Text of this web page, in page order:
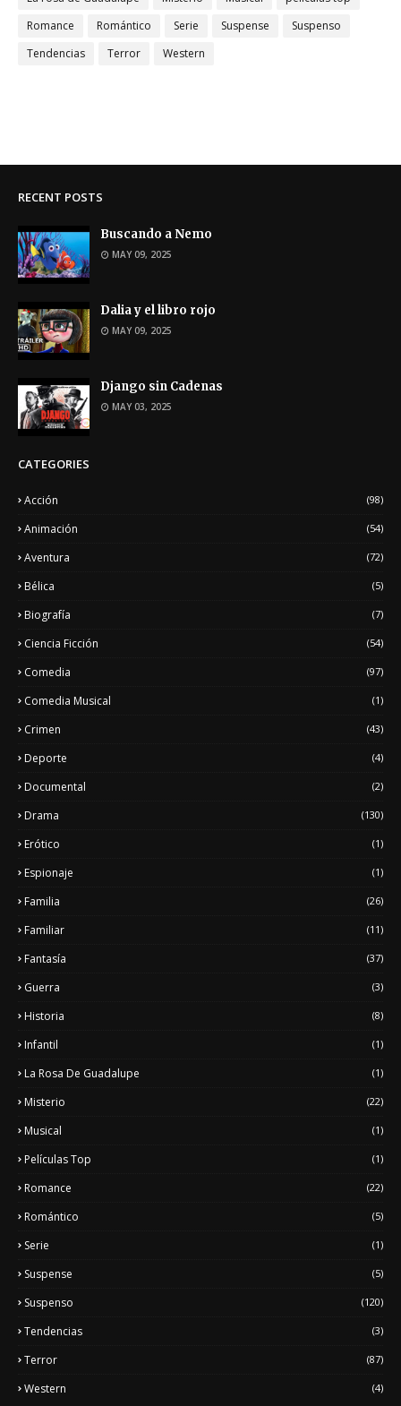
Romance
Romántico Serie Suspense
Suspenso
Tendencias
Terror Western
RECENT POSTS
Buscando a Nemo
MAY 09, 2025
Dalia y el libro rojo
MAY 09, 2025
Django sin Cadenas
MAY 03, 2025
CATEGORIES
Acción (98)
Animación (54)
Aventura (72)
Bélica (5)
Biografía (7)
Ciencia Ficción (54)
Comedia (97)
Comedia Musical (1)
Crimen (43)
Deporte (4)
Documental (2)
Drama (130)
Erótico (1)
Espionaje (1)
Familia (26)
Familiar (11)
Fantasía (37)
Guerra (3)
Historia (8)
Infantil (1)
La Rosa De Guadalupe (1)
Misterio (22)
Musical (1)
Películas Top (1)
Romance (22)
Romántico (5)
Serie (1)
Suspense (5)
Suspenso (120)
Tendencias (3)
Terror (87)
Western (4)